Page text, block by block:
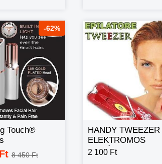
-62%
Touch®
8 450 Ft
HANDY TWEEZER
ELEKTROMOS
EPILÁTOR Gyors és
2 100 Ft